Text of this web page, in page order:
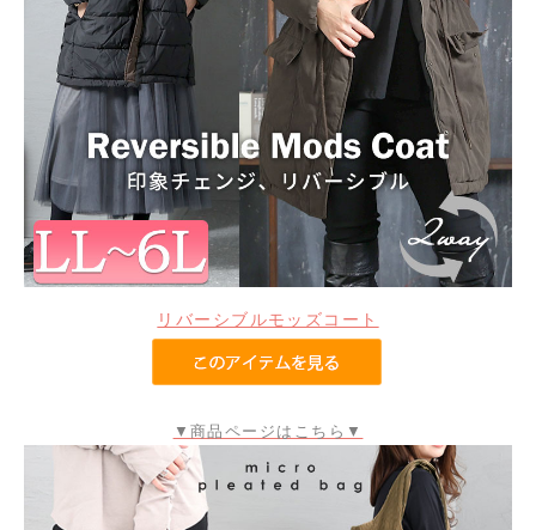
リバーシブルモッズコート
▼商品ページはこちら▼